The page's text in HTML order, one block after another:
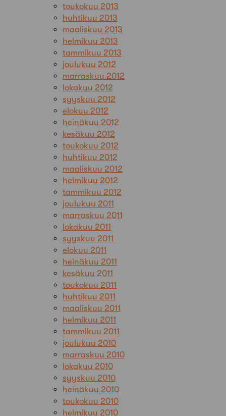
toukokuu 2013
huhtikuu 2013
maaliskuu 2013
helmikuu 2013
tammikuu 2013
joulukuu 2012
marraskuu 2012
lokakuu 2012
syyskuu 2012
elokuu 2012
heinäkuu 2012
kesäkuu 2012
toukokuu 2012
huhtikuu 2012
maaliskuu 2012
helmikuu 2012
tammikuu 2012
joulukuu 2011
marraskuu 2011
lokakuu 2011
syyskuu 2011
elokuu 2011
heinäkuu 2011
kesäkuu 2011
toukokuu 2011
huhtikuu 2011
maaliskuu 2011
helmikuu 2011
tammikuu 2011
joulukuu 2010
marraskuu 2010
lokakuu 2010
syyskuu 2010
heinäkuu 2010
toukokuu 2010
helmikuu 2010